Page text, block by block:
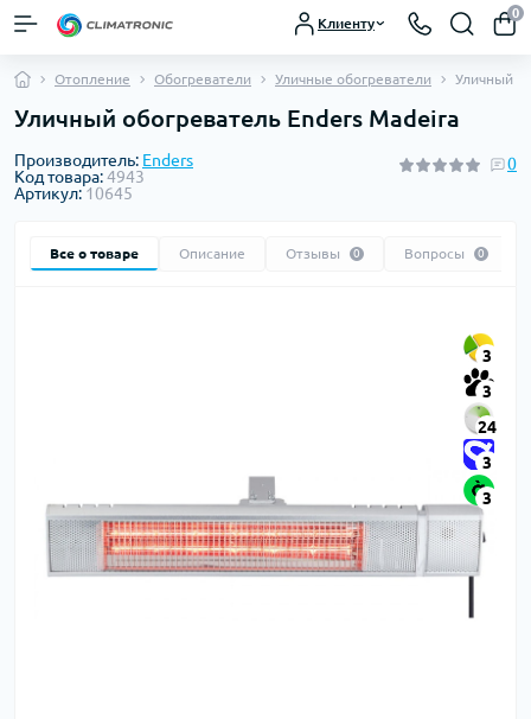
Клиенту
0
Отопление Обогреватели Уличные обогреватели Уличный
Уличный обогреватель Enders Madeira
Производитель: Enders
Код товара:4943
Артикул: 10645
0
Все о товаре Описание Отзывы 0 Вопросы 0
3
3
24
3
3